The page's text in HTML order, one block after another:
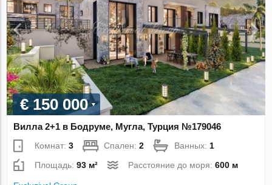
€ 150 000
Вилла 2+1 в Бодруме, Мугла, Турция №179046
Комнат:3 Спален:2 Ванных:1
Площадь:93 м² Расстояние до моря:600 м